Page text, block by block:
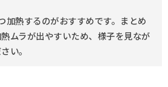
加熱するのがおすすめです。まとめ
ムラが出やすいため、様子を見なが
い。